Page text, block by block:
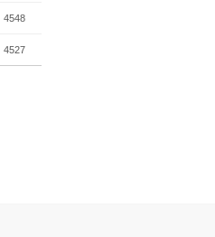
4548
4527